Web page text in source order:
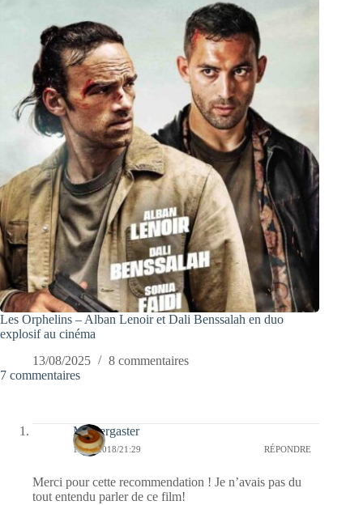
Les Orphelins – Alban Lenoir et Dali Benssalah en duo
explosif au cinéma
13/08/2025
8 commentaires
7 commentaires
Messergaster
16/12/2018/21:29 RÉPONDRE
Merci pour cette recommendation ! Je n’avais pas du
tout entendu parler de ce film!